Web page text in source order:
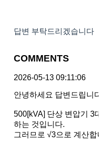
답변 부탁드리겠습니다
COMMENTS
2026-05-13 09:11:06
안녕하세요 답변드립니
500[kVA] 단상 변압기 3
하는 것입니다.
그러므로 √3으로 계산합